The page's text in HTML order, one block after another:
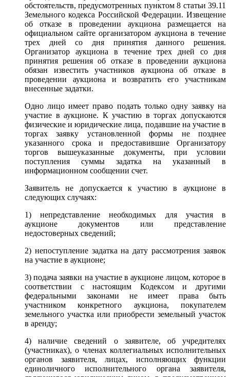
обстоятельств, предусмотренных пунктом 8 статьи 39.11
Земельного кодекса Российской Федерации. Извещение
об отказе в проведении аукциона размещается на
официальном сайте организатором аукциона в течение
трех дней со дня принятия данного решения.
Организатор аукциона в течение трех дней со дня
принятия решения об отказе в проведении аукциона
обязан известить участников аукциона об отказе в
проведении аукциона и возвратить его участникам
внесенные задатки.
Одно лицо имеет право подать только одну заявку на
участие в аукционе. К участию в торгах допускаются
физические и юридические лица, подавшие на участие в
торгах заявку установленной формы не позднее
указанного срока и предоставившие Организатору
торгов вышеуказанные документы, при условии
поступления суммы задатка на указанный в
информационном сообщении счет.
Заявитель не допускается к участию в аукционе в
следующих случаях:
1) непредставление необходимых для участия в
аукционе документов или представление
недостоверных сведений;
2) непоступление задатка на дату рассмотрения заявок
на участие в аукционе;
3) подача заявки на участие в аукционе лицом, которое в
соответствии с настоящим Кодексом и другими
федеральными законами не имеет права быть
участником конкретного аукциона, покупателем
земельного участка или приобрести земельный участок
в аренду;
4) наличие сведений о заявителе, об учредителях
(участниках), о членах коллегиальных исполнительных
органов заявителя, лицах, исполняющих функции
единоличного исполнительного органа заявителя,